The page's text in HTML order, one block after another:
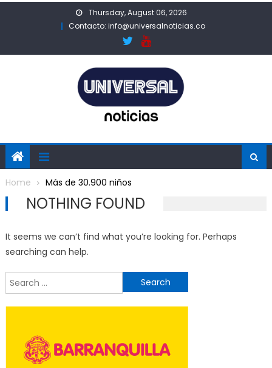
Thursday, August 06, 2026
Contacto: info@universalnoticias.co
Home Más de 30.900 niños
NOTHING FOUND
It seems we can’t find what you’re looking for. Perhaps
searching can help.
for: